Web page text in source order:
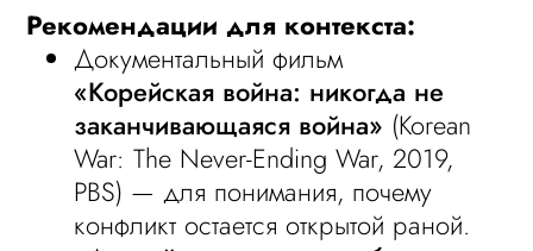
Рекомендации для контекста:
Документальный фильм
«Корейская война: никогда не
заканчивающаяся война» (Korean
War: The Never-Ending War, 2019,
PBS) — для понимания, почему
конфликт остается открытой раной.